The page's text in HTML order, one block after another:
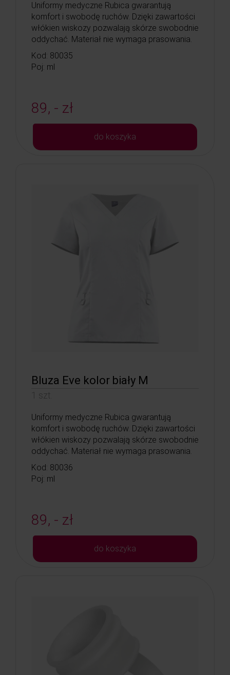
Uniformy medyczne Rubica gwarantują
komfort i swobodę ruchów. Dzięki zawartości
włókien wiskozy pozwalają skórze swobodnie
oddychać. Materiał nie wymaga prasowania.
Kod: 80035
Poj: ml
89, - zł
do koszyka
Bluza Eve kolor biały M
1 szt.
Uniformy medyczne Rubica gwarantują
komfort i swobodę ruchów. Dzięki zawartości
włókien wiskozy pozwalają skórze swobodnie
oddychać. Materiał nie wymaga prasowania.
Kod: 80036
Poj: ml
89, - zł
do koszyka